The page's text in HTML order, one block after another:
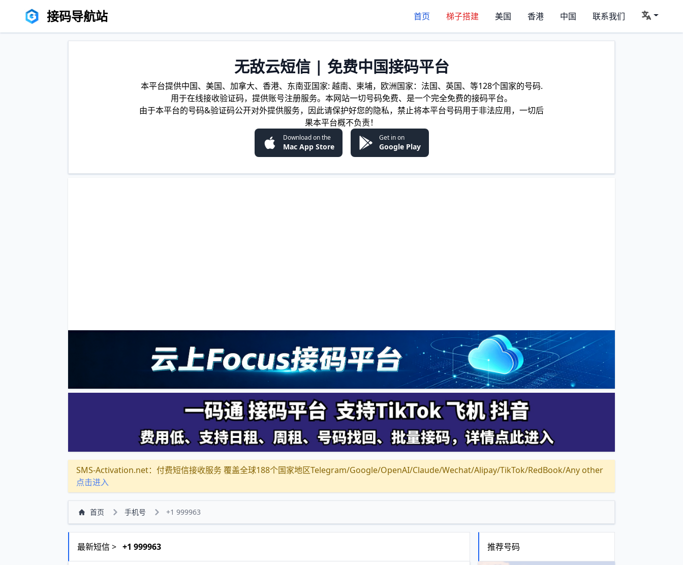
接码导航站 首页 梯子搭建 美国 香港 中国 联系我们
无敌云短信 | 免费中国接码平台
本平台提供中国、美国、加拿大、香港、东南亚国家: 越南、柬埔，欧洲国家：法国、英国、等128个国家的号码.
用于在线接收验证码，提供账号注册服务。本网站一切号码免费、是一个完全免费的接码平台。
由于本平台的号码&验证码公开对外提供服务，因此请保护好您的隐私，禁止将本平台号码用于非法应用，一切后
果本平台概不负责！
Download on the
Mac App Store
Get in on
Google Play
SMS-Activation.net：付费短信接收服务 覆盖全球188个国家地区Telegram/Google/OpenAI/Claude/Wechat/Alipay/TikTok/RedBook/Any other
点击进入
首页 手机号 +1 999963
最新短信 > +1 999963 推荐号码